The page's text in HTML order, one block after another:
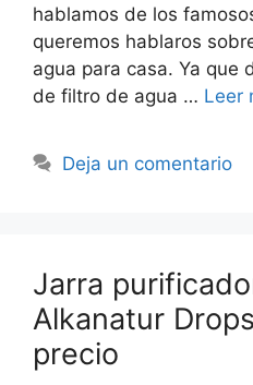
hablamos de los
queremos hablaros
agua para casa. Ya que
de filtro de agua … Leer
Deja un comentario
Jarra
Alkanatur
precio